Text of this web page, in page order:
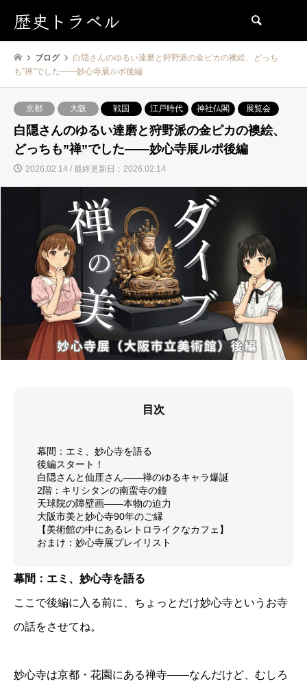
歴史トラベル
ブログ
白隠さんのゆるい達磨と狩野派の金ピカの襖絵、どっち
も”禅”でした——妙心寺展ルポ後編
京都 大阪 戦国 江戸時代 神社仏閣 展覧会
白隠さんのゆるい達磨と狩野派の金ピカの襖絵、
どっちも”禅”でした——妙心寺展ルポ後編
2026.02.14 / 最終更新日：2026.02.14
目次
幕間：エミ、妙心寺を語る
後編スタート！
白隠さんと仙厓さん——禅のゆるキャラ爆誕
2階：キリシタンの南蛮寺の鐘
天球院の障壁画——本物の迫力
大阪市美と妙心寺90年のご縁
【美術館の中にあるレトロライクなカフェ】
おまけ：妙心寺展プレイリスト
幕間：エミ、妙心寺を語る
ここで後編に入る前に、ちょっとだけ妙心寺というお寺
の話をさせてね。
妙心寺は京都・花園にある禅寺——なんだけど、むしろ